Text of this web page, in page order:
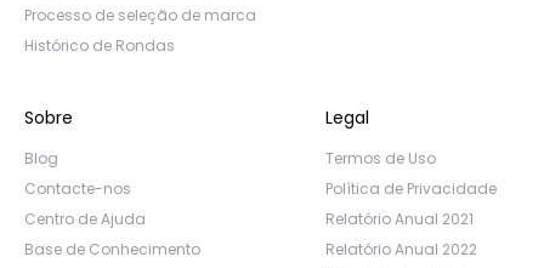
Processo de seleção de marca
Histórico de Rondas
Sobre
Blog
Contacte-nos
Centro de Ajuda
Base de Conhecimento
Legal
Termos de Uso
Política de Privacidade
Relatório Anual 2021
Relatório Anual 2022